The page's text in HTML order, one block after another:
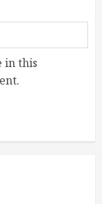
in this